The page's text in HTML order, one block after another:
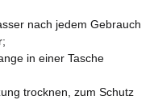
nach jedem Gebrauch
in einer Tasche
trocknen, zum Schutz